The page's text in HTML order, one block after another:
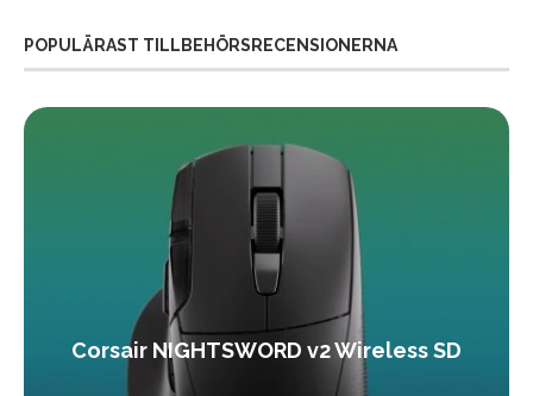
POPULÄRAST TILLBEHÖRSRECENSIONERNA
Corsair NIGHTSWORD v2 Wireless SD